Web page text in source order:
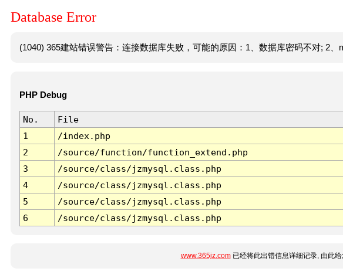
Database Error
(1040) 365建站错误警告：连接数据库失败，可能的原因：1、数据库密码不对; 2、
PHP Debug
No. File
1
/index.php
2
/source/function/function_extend.php
3
/source/class/jzmysql.class.php
4
/source/class/jzmysql.class.php
5
/source/class/jzmysql.class.php
6
/source/class/jzmysql.class.php
www.365jz.com已经将此出错信息详细记录, 由此